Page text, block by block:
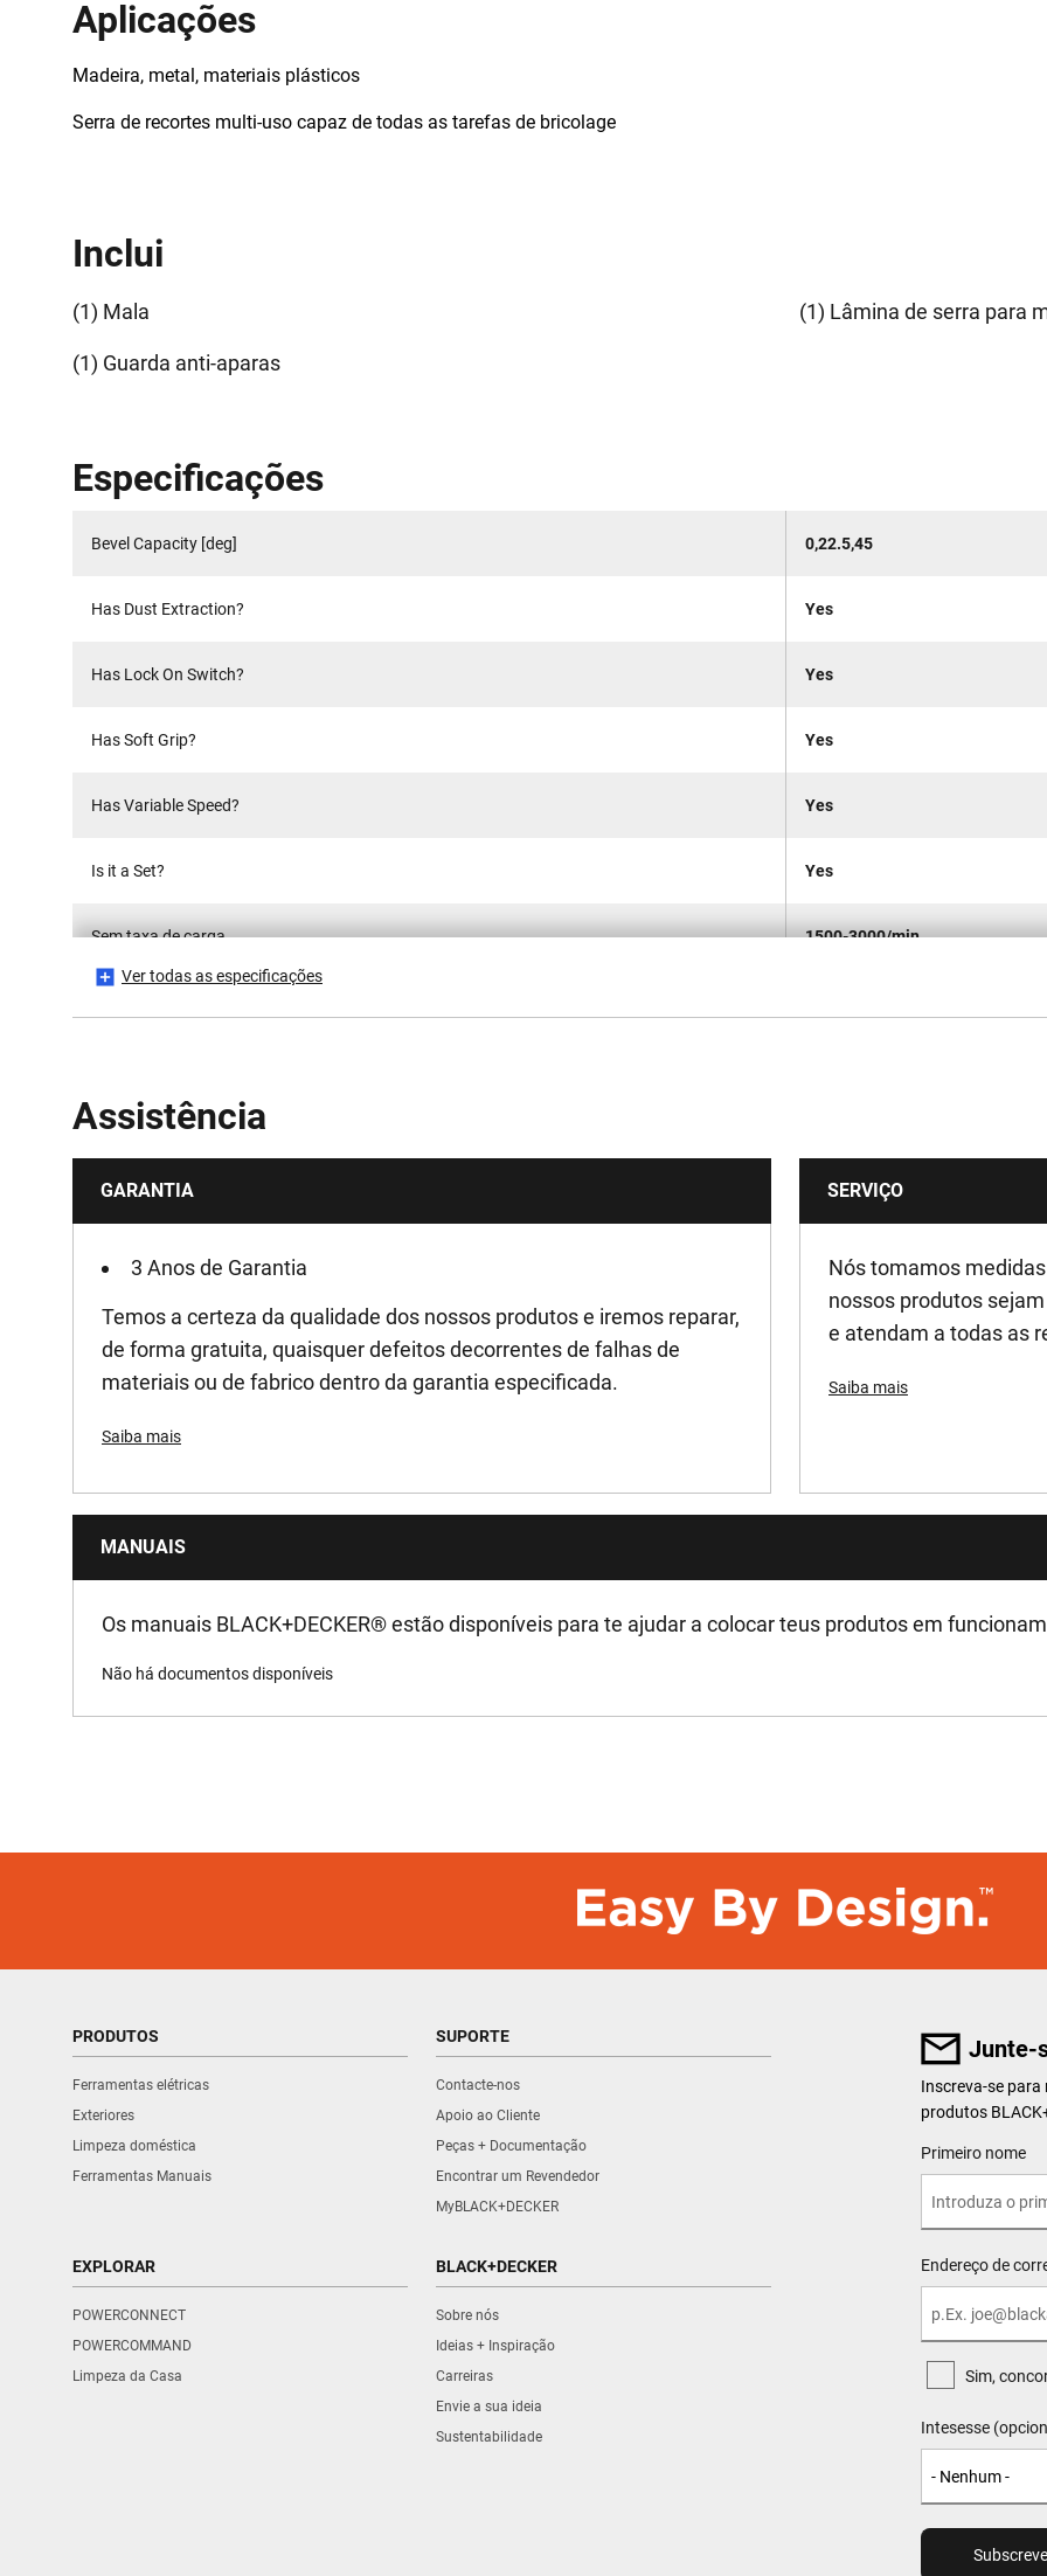
Aplicações
Madeira, metal, materiais plásticos
Serra de recortes multi-uso capaz de todas as tarefas de bricolage
Inclui
(1) Mala
(1) Guarda anti-aparas
(1) Lâmina de serra para
Especificações
Bevel Capacity [deg] 0,22.5,45
Has Dust Extraction? Yes
Has Lock On Switch? Yes
Has Soft Grip? Yes
Has Variable Speed? Yes
Is it a Set? Yes
Sem taxa de carga 1500-3000/min
Power [W]
Comprimento do curso [mm]
Voltage [V] 230
Ver todas as especificações
Assistência
GARANTIA
3 Anos de Garantia
Temos a certeza da qualidade dos nossos produtos e iremos reparar,
de forma gratuita, quaisquer defeitos decorrentes de falhas de
materiais ou de fabrico dentro da garantia especificada.
Saiba mais
SERVIÇO
Nós tomamos
nossos produtos
e atendam a todas as
Saiba mais
MANUAIS
Os manuais BLACK+DECKER®estão disponíveis para te ajudar a colocar teus produtos em
Não há documentos disponíveis
PRODUTOS
Ferramentas elétricas
Exteriores
Limpeza doméstica
Ferramentas Manuais
SUPORTE
Contacte-nos
Apoio ao Cliente
Peças + Documentação
Encontrar um Revendedor
MyBLACK+DECKER
EXPLORAR
POWERCONNECT
POWERCOMMAND
Limpeza da Casa
BLACK+DECKER
Sobre nós
Ideias + Inspiração
Carreiras
Envie a sua ideia
Sustentabilidade
Junte-
Inscreva-se para
produtos
User Details
Primeiro nome
Endereço de
Sim,
Intesesse